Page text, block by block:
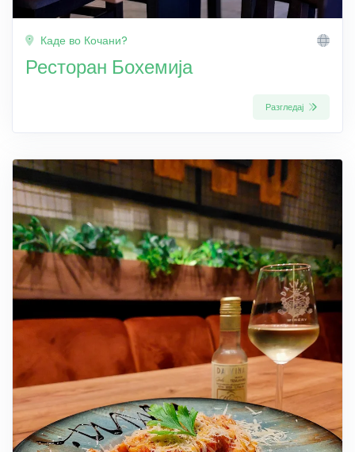
Каде во Кочани?
Ресторан Бохемија
Разгледај